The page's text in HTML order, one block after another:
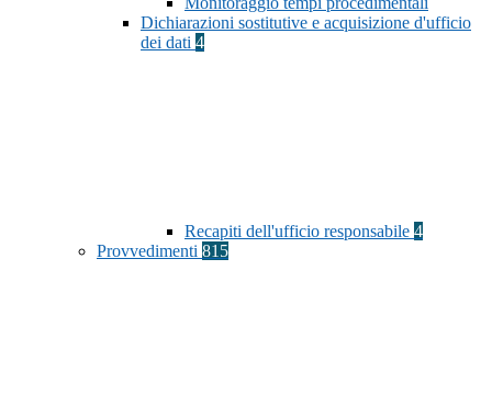
Dichiarazioni sostitutive e acquisizione d'ufficio
dei dati 4
Recapiti dell'ufficio responsabile 4
Provvedimenti 815